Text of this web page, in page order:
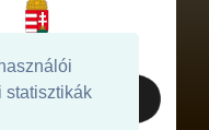
statisztikák